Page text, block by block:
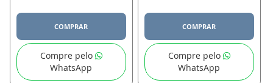
COMPRAR
Compre pelo
WhatsApp
COMPRAR
Compre pelo
WhatsApp